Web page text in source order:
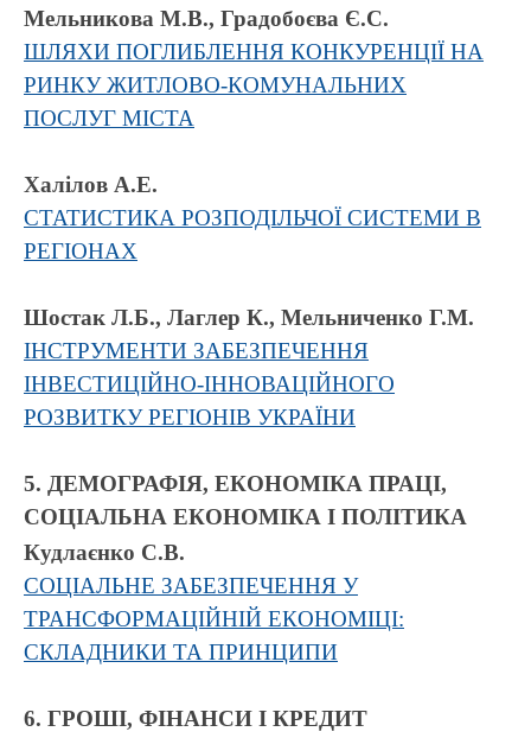
Мельникова М.В., Градобоєва Є.С.
ШЛЯХИ ПОГЛИБЛЕННЯ КОНКУРЕНЦІЇ НА
РИНКУ ЖИТЛОВО-КОМУНАЛЬНИХ
ПОСЛУГ МІСТА
Халілов А.Е.
СТАТИСТИКА РОЗПОДІЛЬЧОЇ СИСТЕМИ В
РЕГІОНАХ
Шостак Л.Б., Лаглер К., Мельниченко Г.М.
ІНСТРУМЕНТИ ЗАБЕЗПЕЧЕННЯ
ІНВЕСТИЦІЙНО-ІННОВАЦІЙНОГО
РОЗВИТКУ РЕГІОНІВ УКРАЇНИ
5. ДЕМОГРАФІЯ, ЕКОНОМІКА ПРАЦІ,
СОЦІАЛЬНА ЕКОНОМІКА І ПОЛІТИКА
Кудлаєнко С.В.
СОЦІАЛЬНЕ ЗАБЕЗПЕЧЕННЯ У
ТРАНСФОРМАЦІЙНІЙ ЕКОНОМІЦІ:
СКЛАДНИКИ ТА ПРИНЦИПИ
6. ГРОШІ, ФІНАНСИ І КРЕДИТ